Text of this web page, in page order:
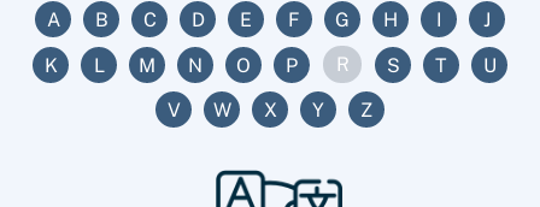
A B C D E F G H I
J
K
L M N O P R S T
U
V
W X Y Z